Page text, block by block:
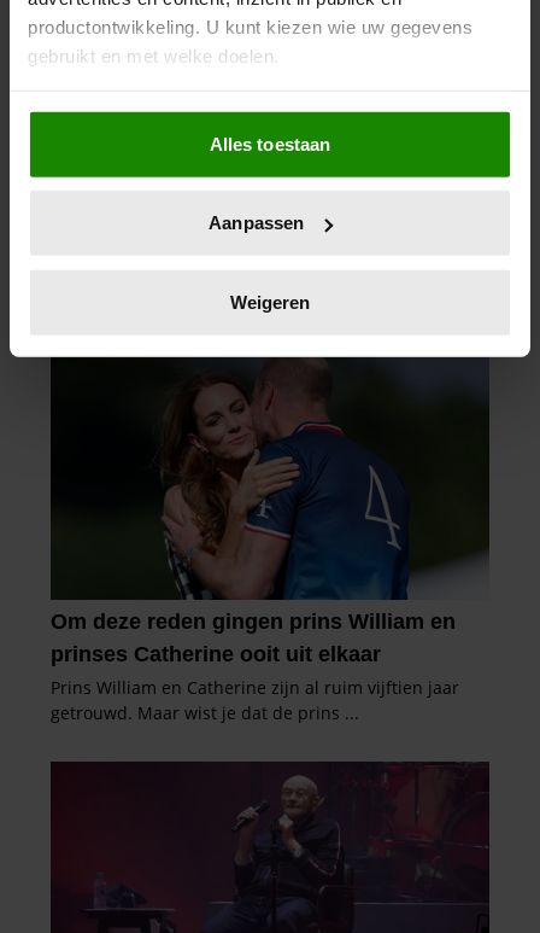
productontwikkeling. U kunt kiezen wie uw gegevens
gebruikt en met welke doelen.
Als u het toestaat, willen we ook graag:
Informatie verzamelen over uw geografische
locatie, die tot een paar meter nauwkeurig kan zijn
scannen op specifieke eigenschappen (fingerprinting)
verwerkt en stel uw voorkeuren in het
intrekken in de Cookieverklaring.
We gebruiken cookies om content en advertenties te
personaliseren, om functies voor social media te bieden
en om ons websiteverkeer te analyseren. Ook delen we
informatie over uw gebruik van onze site met onze
partners voor social media, adverteren en analyse. Deze
partners kunnen deze gegevens combineren met andere
informatie die u aan ze heeft verstrekt of die ze hebben
verzameld op basis van uw gebruik van hun services. U
gaat akkoord met onze cookies als u onze website blijft
gebruiken.
Alles toestaan
Aanpassen
Weigeren